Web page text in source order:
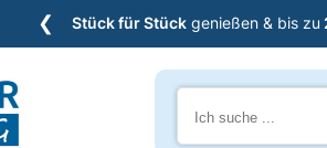
Stück für Stückgenießen & bis zu
❮